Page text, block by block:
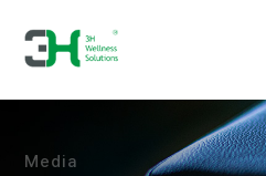
Media